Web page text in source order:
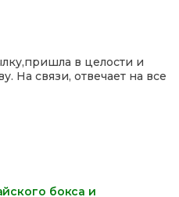
в целости и
На связи, отвечает на все
бокса и